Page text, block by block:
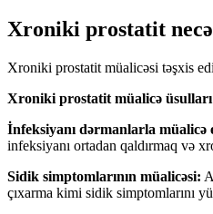
Xroniki prostatit
Xroniki prostatit müalicəsi təşxis
Xroniki prostatit müalicə üsulları
İnfeksiyanı dərmanlarla müalicə
infeksiyanı ortadan qaldırmaq və
Sidik simptomlarının müalicəsi:
çıxarma kimi sidik simptomlarını